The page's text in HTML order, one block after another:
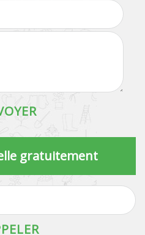
gratuitement